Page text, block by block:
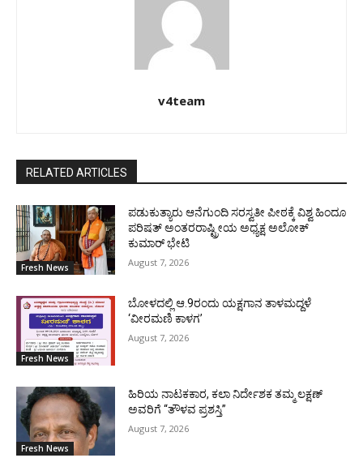
v4team
RELATED ARTICLES
Fresh News
ಪಡುಕುತ್ಯಾರು ಆನೆಗುಂದಿ ಸರಸ್ವತೀ ಪೀಠಕ್ಕೆ ವಿಶ್ವ ಹಿಂದೂ
ಪರಿಷತ್ ಅಂತರರಾಷ್ಟ್ರೀಯ ಅಧ್ಯಕ್ಷ ಅಲೋಕ್
ಕುಮಾರ್ ಭೇಟಿ
August 7, 2026
Fresh News
ಬೋಳದಲ್ಲಿ ಆ.9ರಂದು ಯಕ್ಷಗಾನ ತಾಳಮದ್ದಳೆ
‘ವೀರಮಣಿ ಕಾಳಗ’
August 7, 2026
Fresh News
ಹಿರಿಯ ನಾಟಕಕಾರ, ಕಲಾ ನಿರ್ದೇಶಕ ತಮ್ಮ ಲಕ್ಷಣ್
ಅವರಿಗೆ “ತೌಳವ ಪ್ರಶಸ್ತಿ”
August 7, 2026